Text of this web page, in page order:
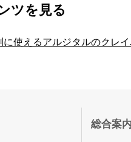
ツを見る
使えるアルジタルのクレ
総合案内